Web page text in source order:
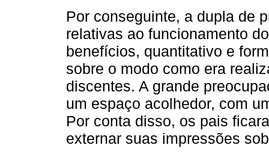
Por conseguinte, a dupla de
relativas ao funcionamento
benefícios, quantitativo e
sobre o modo como era
discentes. A grande
um espaço acolhedor, com
Por conta disso, os pais
externar suas impressões